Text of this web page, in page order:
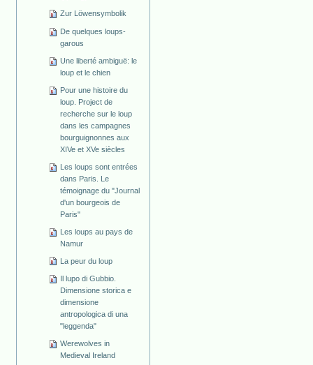
Zur Löwensymbolik
De quelques loups-
garous
Une liberté ambiguë: le
loup et le chien
Pour une histoire du
loup. Project de
recherche sur le loup
dans les campagnes
bourguignonnes aux
XIVe et XVe siècles
Les loups sont entrées
dans Paris. Le
témoignage du "Journal
d'un bourgeois de
Paris"
Les loups au pays de
Namur
La peur du loup
Il lupo di Gubbio.
Dimensione storica e
dimensione
antropologica di una
"leggenda"
Werewolves in
Medieval Ireland